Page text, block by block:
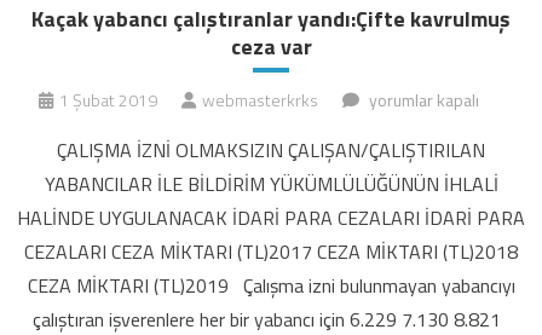
Kaçak yabancı çalıştıranlar yandı:Çifte kavrulmuş
ceza var
1 Şubat 2019 webmasterkrks
Kaçak
çalıştıranlar
yandı:Çifte
kavrulmuş
ceza
var
için
yorumlar kapalı
ÇALIŞMA İZNİ OLMAKSIZIN ÇALIŞAN/ÇALIŞTIRILAN
YABANCILAR İLE BİLDİRİM YÜKÜMLÜLÜĞÜNÜN İHLALİ
HALİNDE UYGULANACAK İDARİ PARA CEZALARI İDARİ PARA
CEZALARI CEZA MİKTARI (TL)2017 CEZA MİKTARI (TL)2018
CEZA MİKTARI (TL)2019 Çalışma izni bulunmayan yabancıyı
çalıştıran işverenlere her bir yabancı için 6.229 7.130 8.821